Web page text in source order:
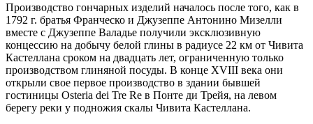
Производство гончарных изделий началось после того, как в
1792 г. братья Франческо и Джузеппе Антонино Мизелли
вместе с Джузеппе Валадье получили эксклюзивную
концессию на добычу белой глины в радиусе 22 км от Чивита
Кастеллана сроком на двадцать лет, ограниченную только
производством глиняной посуды. В конце XVIII века они
открыли свое первое производство в здании бывшей
гостиницы Osteria dei Tre Re в Понте ди Трейя, на левом
берегу реки у подножия скалы Чивита Кастеллана.